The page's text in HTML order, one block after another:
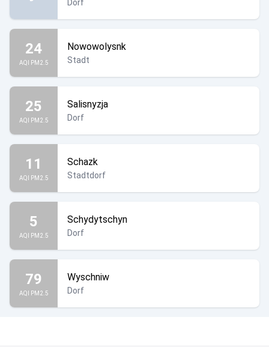
Dorf
24
AQI PM2.5
Nowowolysnk
Stadt
25
AQI PM2.5
Salisnyzja
Dorf
11
AQI PM2.5
Schazk
Stadtdorf
5
AQI PM2.5
Schydytschyn
Dorf
79
AQI PM2.5
Wyschniw
Dorf